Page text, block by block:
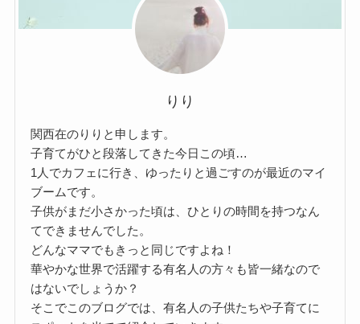
りり
関西在のりりと申します。
子育てがひと段落してきた今日この頃…
1人でカフェに行き、ゆったりと過ごすのが最近のマイ
ブームです。
子供がまだ小さかった頃は、ひとりの時間を持つなん
てできませんでした。
どんなママでもきっと同じですよね！
華やかな世界で活躍する有名人の方々も皆一緒なので
はないでしょうか？
そこでこのブログでは、有名人の子供たちや子育てに